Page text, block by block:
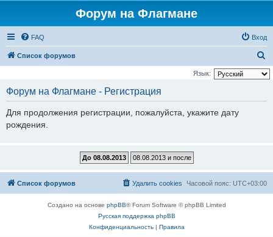
Форум на Флагмане
FAQ Вход
Список форумов
о
Язык:
Форум на Флагмане - Регистрация
Для продолжения регистрации, пожалуйста, укажите дату
рождения.
Список форумов Часовой пояс: UTC+03:00
Удалить cookies
Создано на основе phpBB® Forum Software © phpBB Limited
Русская поддержка phpBB
Конфиденциальность| Правила